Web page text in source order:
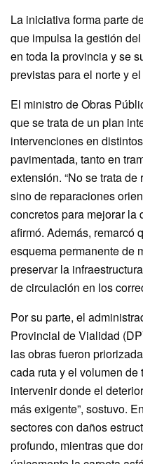
La iniciativa forma parte
que impulsa la gestión
en toda la provincia y se
previstas para el norte y
El ministro de Obras
que se trata de un plan
intervenciones en
pavimentada, tanto en
extensión. “No se trata
sino de reparaciones
concretos para mejorar la
afirmó. Además, remarcó
esquema permanente de
preservar la
de circulación en los
Por su parte, el
Provincial de Vialidad
las obras fueron
cada ruta y el volumen de
intervenir donde el
más exigente”, sostuvo.
sectores con daños
profundo, mientras que